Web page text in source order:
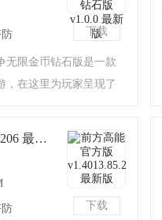
下载
无限金币钻石版是一款
，在这里为玩家呈现了
验，快来下载试试吧！
下载
前方高能官方版v1.4013.85.206 最新版